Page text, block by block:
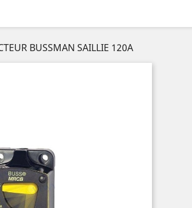
BUSSMAN SAILLIE 120A